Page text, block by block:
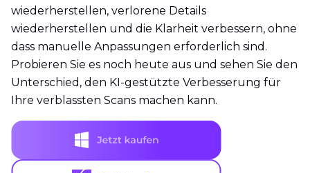
wiederherstellen, verlorene Details
wiederherstellen und die Klarheit verbessern, ohne
dass manuelle Anpassungen erforderlich sind.
Probieren Sie es noch heute aus und sehen Sie den
Unterschied, den KI-gestützte Verbesserung für
Ihre verblassten Scans machen kann.